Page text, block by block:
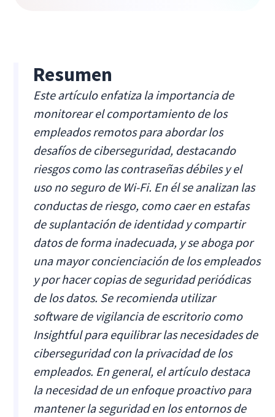
Resumen
Este artículo enfatiza la importancia de
monitorear el comportamiento de los
empleados remotos para abordar los
desafíos de ciberseguridad, destacando
riesgos como las contraseñas débiles y el
uso no seguro de Wi-Fi. En él se analizan las
conductas de riesgo, como caer en estafas
de suplantación de identidad y compartir
datos de forma inadecuada, y se aboga por
una mayor concienciación de los empleados
y por hacer copias de seguridad periódicas
de los datos. Se recomienda utilizar
software de vigilancia de escritorio como
Insightful para equilibrar las necesidades de
ciberseguridad con la privacidad de los
empleados. En general, el artículo destaca
la necesidad de un enfoque proactivo para
mantener la seguridad en los entornos de